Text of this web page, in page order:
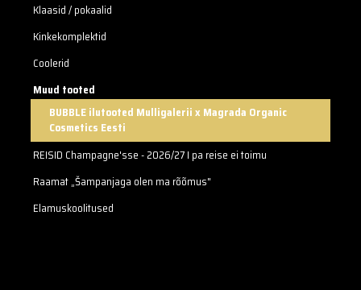
Klaasid / pokaalid
Kinkekomplektid
Coolerid
Muud tooted
BUBBLE ilutooted Mulligalerii x Magrada Organic
Cosmetics Eesti
REISID Champagne'sse - 2026/27 I pa reise ei toimu
Raamat „Šampanjaga olen ma rõõmus"
Elamuskoolitused